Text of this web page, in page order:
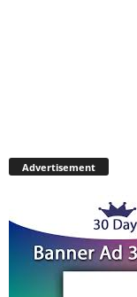
Advertisement